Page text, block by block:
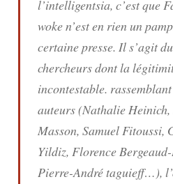
l’intelligentsia, c’est que
woken’est en rien un
certaine presse. Il s’agit
chercheurs dont la
incontestable.
auteurs (Nathalie
Masson, Samuel
Yildiz, Florence
Pierre-André taguieff…),